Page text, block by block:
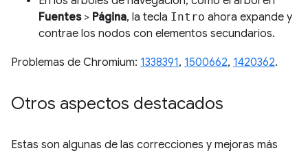
Fuentes> Página, la tecla Intro ahora expande y
contrae los nodos con elementos secundarios.
Problemas de Chromium: 1338391, 1500662, 1420362.
Otros aspectos destacados
Estas son algunas de las correcciones y mejoras más